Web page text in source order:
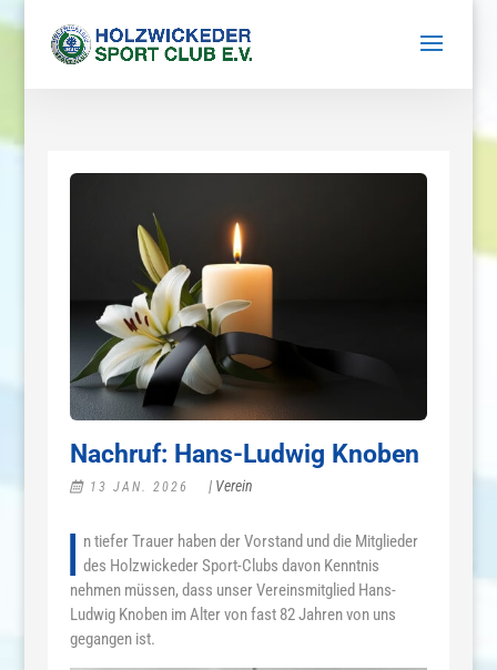
Nachruf: Hans-Ludwig Knoben
13 JAN. 2026 | Verein
I n tiefer Trauer haben der Vorstand und die Mitglieder
des Holzwickeder Sport-Clubs davon Kenntnis
nehmen müssen, dass unser Vereinsmitglied Hans-
Ludwig Knoben im Alter von fast 82 Jahren von uns
gegangen ist.